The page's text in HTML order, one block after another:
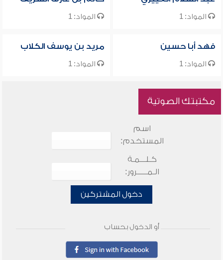
المواد: 1 المواد: 1
فهد أبا حسين
المواد: 1
مريد بن يوسف الكلاب
المواد: 1
مكتبتك الصوتية
اسم
المستخدم:
كـلـــمـة
الـمـــــرور:
دخول المشتركين
أو الدخول بحساب